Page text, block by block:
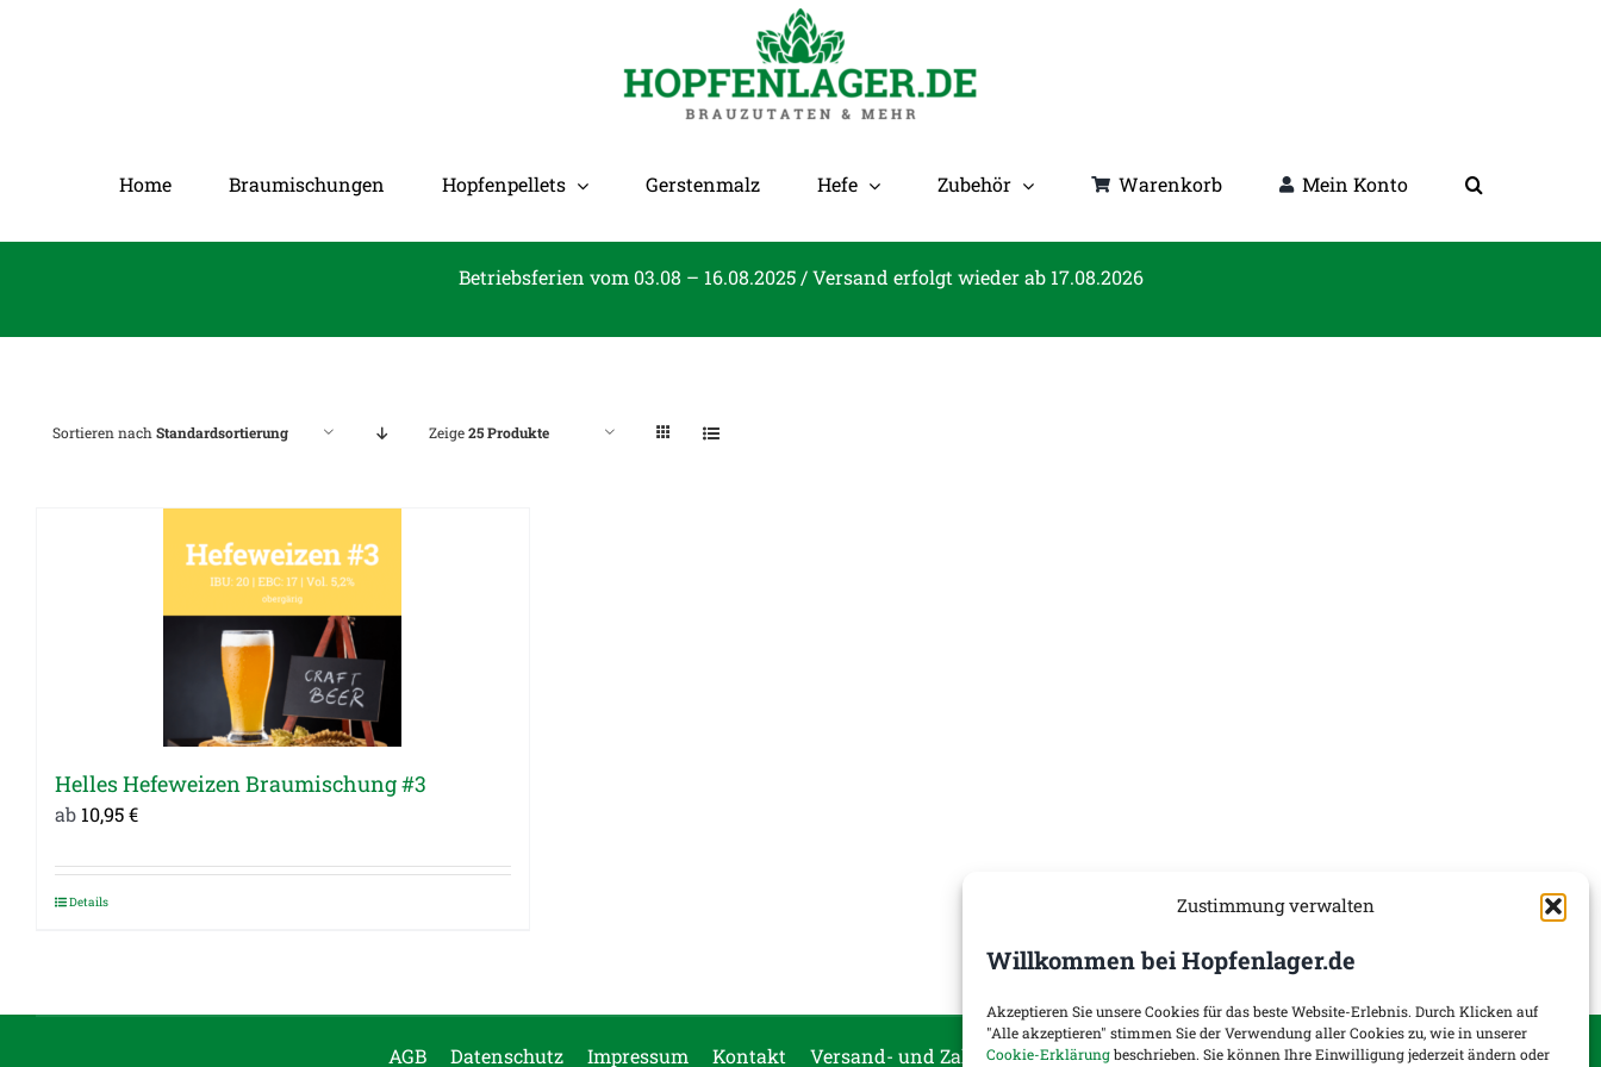
Zustimmung verwalten
Willkommen bei Hopfenlager.de
Akzeptieren Sie unsere Cookies für das beste Website-Erlebnis. Durch Klicken auf
"Alle akzeptieren" stimmen Sie der Verwendung aller Cookies zu, wie in unserer
Cookie-Erklärungbeschrieben. Sie können Ihre Einwilligung jederzeit ändern oder
Home Braumischungen Hopfenpellets Gerstenmalz Hefe Zubehör Warenkorb Mein Konto
Betriebsferien vom 03.08 – 16.08.2025 / Versand erfolgt wieder ab 17.08.2026
Sortieren nach Standardsortierung Zeige25 Produkte
Helles Hefeweizen Braumischung #3
ab 10,95€
Dieses
Details
AGB Datenschutz Impressum Kontakt Versand- und Zahlungsoptionen Widerruf